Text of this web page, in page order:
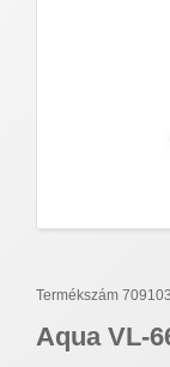
Termékszám 709103
Aqua VL-